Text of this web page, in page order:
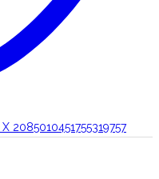
X 2085010451755319757